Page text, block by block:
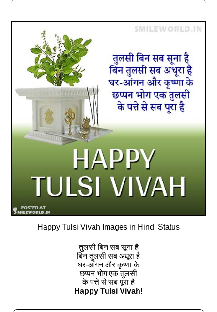
Happy Tulsi Vivah Images in Hindi Status
तुलसी बिन सब सूना है
बिन तुलसी सब अधूरा है
घर-आंगन और कृष्णा के
छप्पन भोग एक तुलसी
के पत्ते से सब पूरा है
Happy Tulsi Vivah!